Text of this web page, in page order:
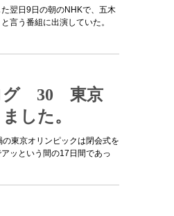
翌日9日の朝のNHKで、五木
言う番組に出演していた。
グ 30 東京
した。
東京オリンピックは閉会式を
ッという間の17日間であっ